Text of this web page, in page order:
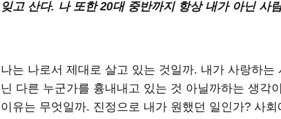
잊고 산다. 나 또한 20대 중반까지 항상 내가 아닌 사
나는 나로서 제대로 살고 있는 것일까. 내가 사랑하
닌 다른 누군가를 흉내내고 있는 것 아닐까하는 생각
이유는 무엇일까. 진정으로 내가 원했던 일인가? 사